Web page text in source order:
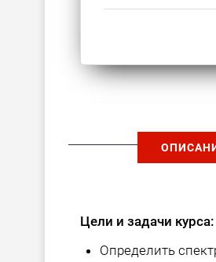
Цели и задачи курса:
Определить